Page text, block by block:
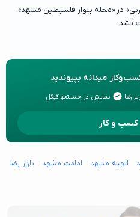
در «محله بلوار فلسیطین مشهد»
نشد.
میدانه بپیوندید
نمایش در جستجو گوگل
و کار
الهیه مشهد امامت مشهد بازار رضا